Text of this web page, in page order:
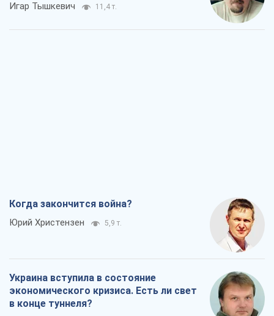
Игар Тышкевич 11,4 т.
Когда закончится война?
Юрий Христензен 5,9 т.
Украина вступила в состояние
экономического кризиса. Есть ли свет
в конце туннеля?